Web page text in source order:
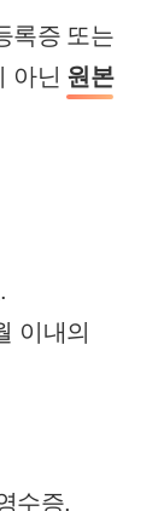
록증 또는
아닌 원본
이내의
수증,